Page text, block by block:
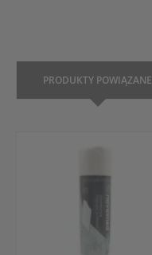
PRODUKTY POWIĄZANE